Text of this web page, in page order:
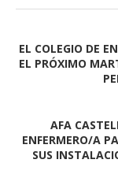
EL COLEGIO DE
EL PRÓXIMO
AFA
ENFERMERO/A
SUS